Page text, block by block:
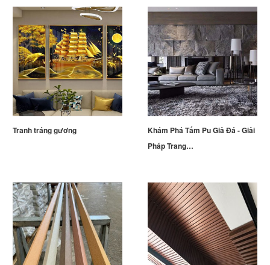
Tranh tráng gương
Khám Phá Tấm Pu Giả Đá - Giải
Pháp Trang…